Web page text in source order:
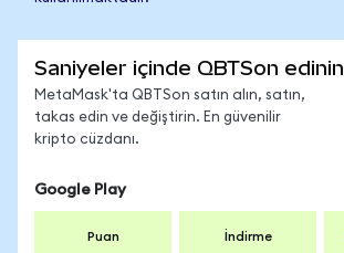
Saniyeler içinde QBTSon edinin
MetaMask'ta QBTSon satın alın, satın,
takas edin ve değiştirin. En güvenilir
kripto cüzdanı.
Google Play
Puan İndirme